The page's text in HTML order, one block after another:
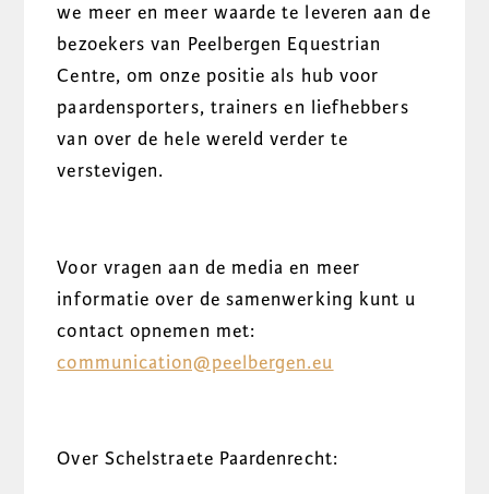
we meer en meer waarde te leveren aan de
bezoekers van Peelbergen Equestrian
Centre, om onze positie als hub voor
paardensporters, trainers en liefhebbers
van over de hele wereld verder te
verstevigen.
Voor vragen aan de media en meer
informatie over de samenwerking kunt u
contact opnemen met:
communication@peelbergen.eu
Over Schelstraete Paardenrecht: